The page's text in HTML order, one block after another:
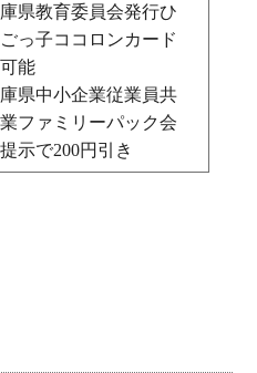
県教育委員会発行ひ
っ子ココロンカード
能
県中小企業従業員共
ファミリーパック会
示で200円引き